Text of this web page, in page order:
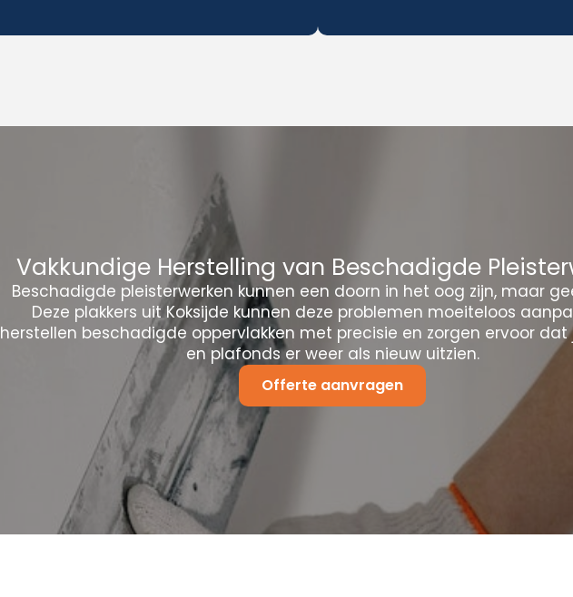
Vakkundige Herstelling van Beschadigde
Beschadigde pleisterwerken kunnen een doorn in het oog zijn, maar
Deze plakkers uit Koksijde kunnen deze problemen moeiteloos
herstellen beschadigde oppervlakken met precisie en zorgen ervoor dat
en plafonds er weer als nieuw uitzien.
Offerte aanvragen